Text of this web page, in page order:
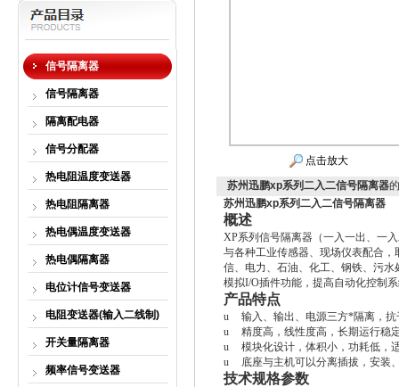
信号隔离器
信号隔离器
隔离配电器
信号分配器
热电阻温度变送器
热电阻隔离器
热电偶温度变送器
热电偶隔离器
电位计信号变送器
电阻变送器(输入二线制)
开关量隔离器
频率信号变送器
点击放大
苏州迅鹏xp系列二入二信号隔离器
苏州迅鹏xp系列二入二信号隔离器
概述
XP系列信号隔离器（一入一出、一
与各种工业传感器、现场仪表配合
信、电力、石油、化工、钢铁、污
模拟I/O插件功能，提高自动化控制
产品特点
u
输入、输出、电源三方*隔离，抗
u
精度高，线性度高，长期运行稳
u
模块化设计，体积小，功耗低，
u
底座与主机可以分离插拔，安装
技术规格参数